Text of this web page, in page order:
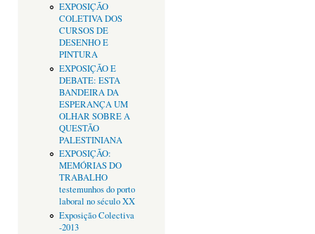
EXPOSIÇÃO
COLETIVA DOS
CURSOS DE
DESENHO E
PINTURA
EXPOSIÇÃO E
DEBATE: ESTA
BANDEIRA DA
ESPERANÇA UM
OLHAR SOBRE A
QUESTÃO
PALESTINIANA
EXPOSIÇÃO:
MEMÓRIAS DO
TRABALHO
testemunhos do porto
laboral no século XX
Exposição Colectiva
-2013